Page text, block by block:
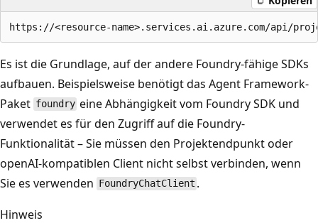
Es ist die Grundlage, auf der andere Foundry-fähige SDKs
aufbauen. Beispielsweise benötigt das Agent Framework-
Paket foundry eine Abhängigkeit vom Foundry SDK und
verwendet es für den Zugriff auf die Foundry-
Funktionalität – Sie müssen den Projektendpunkt oder
openAI-kompatiblen Client nicht selbst verbinden, wenn
Sie es verwenden FoundryChatClient .
Hinweis